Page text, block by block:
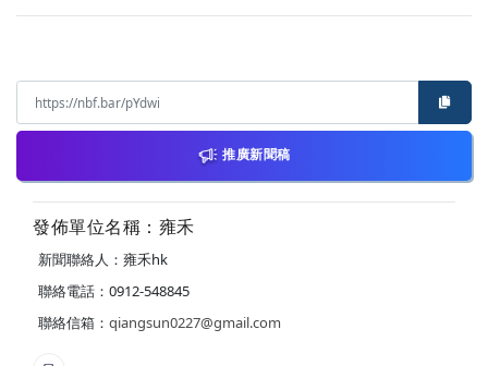
推廣新聞稿
發佈單位名稱：雍禾
新聞聯絡人：雍禾hk
聯絡電話：0912-548845
聯絡信箱： qiangsun0227@gmail.com